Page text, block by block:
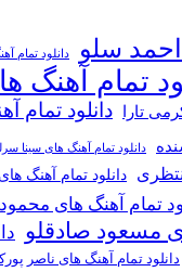
احمد سلو دانلود تمام
تمام آهنگ
تارا دانلود تمام
دانلود تمام آهنگ های سینا
دانلود تمام آهنگ
تمام آهنگ های
مسعود صادقلو
دانلود تمام آهنگ های ناصر